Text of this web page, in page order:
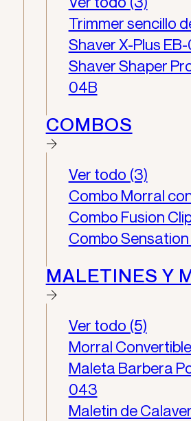
Trimmer sencillo
Shaver X-Plus
Shaver Shaper
04B
COMBOS
Ver todo (3)
Combo Morral
Combo Fusion
Combo Sensation
MALETINES Y
Ver todo (5)
Morral
Maleta Barbera
043
Maletin de